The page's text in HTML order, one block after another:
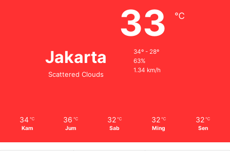
Jakarta
Scattered Clouds
33 ℃
34º - 28º
63%
1.34 km/h
34 ℃
Kam
36 ℃
Jum
32 ℃
Sab
32 ℃
Ming
32 ℃
Sen